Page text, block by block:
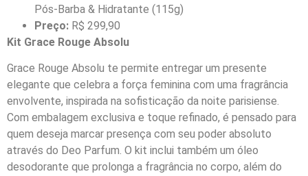
Pós-Barba & Hidratante (115g)
Preço: R$ 299,90
Kit Grace Rouge Absolu
Grace Rouge Absolu te permite entregar um presente
elegante que celebra a força feminina com uma fragrância
envolvente, inspirada na sofisticação da noite parisiense.
Com embalagem exclusiva e toque refinado, é pensado para
quem deseja marcar presença com seu poder absoluto
através do Deo Parfum. O kit inclui também um óleo
desodorante que prolonga a fragrância no corpo, além do